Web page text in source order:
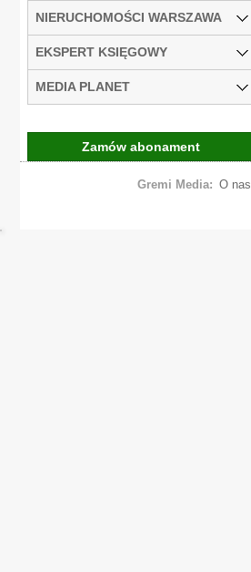
NIERUCHOMOŚCI WARSZAWA
EKSPERT KSIĘGOWY
MEDIA PLANET
Zamów abonament
Gremi Media: O nas